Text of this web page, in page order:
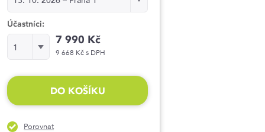
Účastníci:
1
Účastníci: 7 990 Kč
9 668 Kč s DPH
DO KOŠÍKU
Porovnat